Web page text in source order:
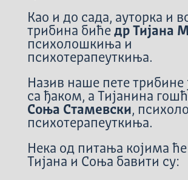
Као и до сада, ауторка и
трибина биће др Тијана
психолошкиња и
психотерапеуткиња.
Назив наше пете трибине
са ђаком, а Тијанина
Соња Стамевски,
психотерапеуткиња.
Нека од питања којима ће
Тијана и Соња бавити су: